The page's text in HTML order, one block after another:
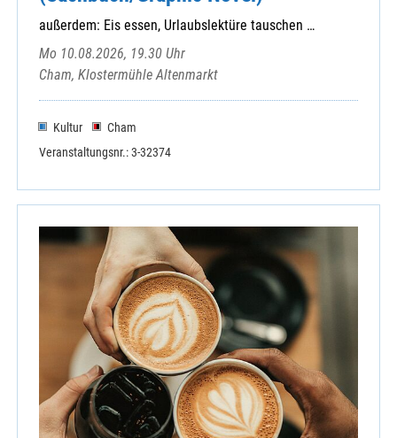
außerdem: Eis essen, Urlaubslektüre tauschen …
Mo 10.08.2026, 19.30 Uhr
Cham, Klostermühle Altenmarkt
Kultur
Cham
Veranstaltungsnr.: 3-32374